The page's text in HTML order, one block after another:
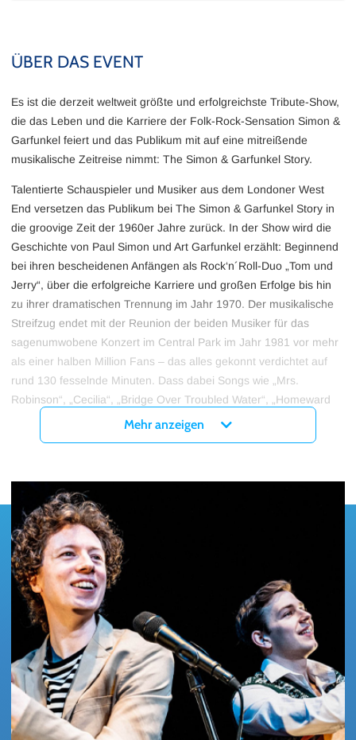
ÜBER DAS EVENT
Es ist die derzeit weltweit größte und erfolgreichste Tribute-Show,
die das Leben und die Karriere der Folk-Rock-Sensation Simon &
Garfunkel feiert und das Publikum mit auf eine mitreißende
musikalische Zeitreise nimmt: The Simon & Garfunkel Story.
Talentierte Schauspieler und Musiker aus dem Londoner West
End versetzen das Publikum bei The Simon & Garfunkel Story in
die groovige Zeit der 1960er Jahre zurück. In der Show wird die
Geschichte von Paul Simon und Art Garfunkel erzählt: Beginnend
bei ihren bescheidenen Anfängen als Rock‘n´Roll-Duo „Tom und
Jerry“, über die erfolgreiche Karriere und großen Erfolge bis hin
zu ihrer dramatischen Trennung im Jahr 1970. Der musikalische
Streifzug endet mit der Reunion der beiden Musiker für das
sagenumwobene Konzert im Central Park im Jahr 1981 vor mehr
als einer halben Million Fans – das alles gekonnt verdichtet auf
rund 130 fesselnde Minuten. Dass dabei Songs wie „Mrs.
Robinson“, „Cecilia“, „Bridge Over Troubled Water“, „Homeward
Bound“ und „The Boxer” nicht fehlen dürfen, versteht sich von
selbst. Projektionen sorgfältig ausgewählter Fotos und
Tickets für The Simon & Garfunkel Story - Live 2027 in der
myticket Jahrhunderthalle in Frankfurt gibt es ab sofort hier bei
myticket!
Mehr anzeigen